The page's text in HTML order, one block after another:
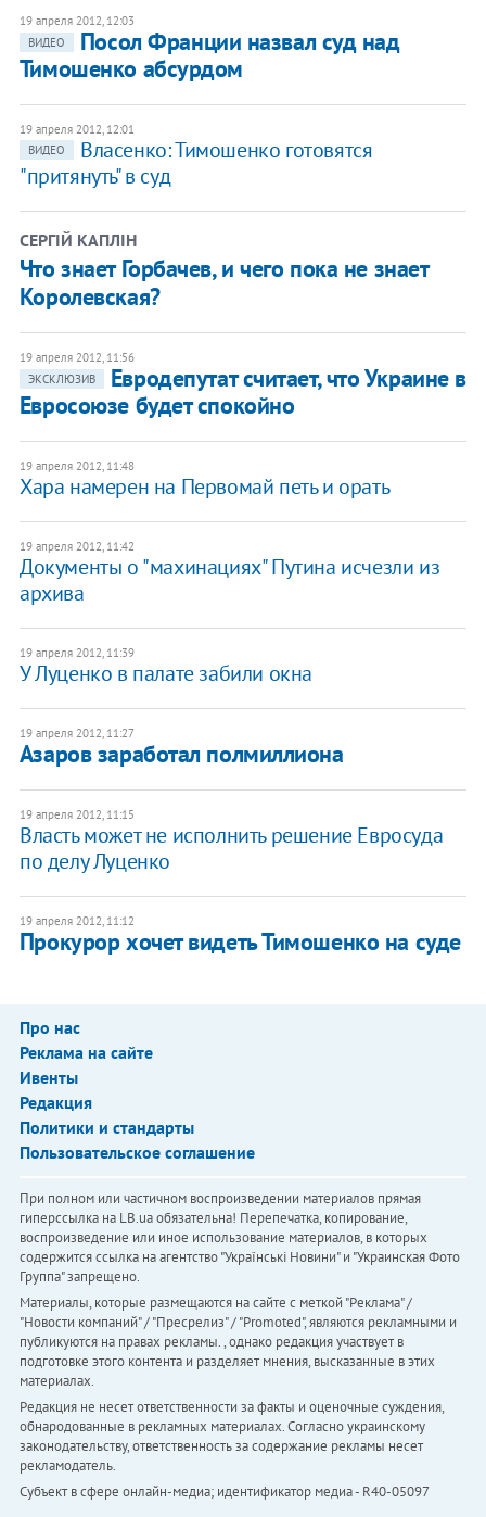
19 апреля 2012, 12:03
ВИДЕО
Посол Франции назвал суд над
Тимошенко абсурдом
19 апреля 2012, 12:01
ВИДЕО
Власенко: Тимошенко готовятся
"притянуть" в суд
СЕРГІЙ КАПЛІН
Что знает Горбачев, и чего пока не знает
Королевская?
19 апреля 2012, 11:56
ЭКСКЛЮЗИВ
Евродепутат считает, что Украине в
Евросоюзе будет спокойно
19 апреля 2012, 11:48
Хара намерен на Первомай петь и орать
19 апреля 2012, 11:42
Документы о "махинациях" Путина исчезли из
архива
19 апреля 2012, 11:39
У Луценко в палате забили окна
19 апреля 2012, 11:27
Азаров заработал полмиллиона
19 апреля 2012, 11:15
Власть может не исполнить решение Евросуда
по делу Луценко
19 апреля 2012, 11:12
Прокурор хочет видеть Тимошенко на суде
Про нас
Реклама на сайте
Ивенты
Редакция
Политики и стандарты
Пользовательское соглашение
При полном или частичном воспроизведении материалов прямая
гиперссылка на LB.ua обязательна! Перепечатка, копирование,
воспроизведение или иное использование материалов, в которых
содержится ссылка на агентство "Українськi Новини" и "Украинская Фото
Группа" запрещено.
Материалы, которые размещаются на сайте с меткой "Реклама" /
"Новости компаний" / "Пресрелиз" / "Promoted", являются рекламными и
публикуются на правах рекламы. , однако редакция участвует в
подготовке этого контента и разделяет мнения, высказанные в этих
материалах.
Редакция не несет ответственности за факты и оценочные суждения,
обнародованные в рекламных материалах. Согласно украинскому
законодательству, ответственность за содержание рекламы несет
рекламодатель.
Субъект в сфере онлайн-медиа; идентификатор медиа - R40-05097